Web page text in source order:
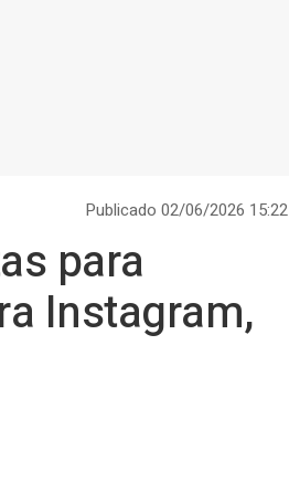
Publicado 02/06/2026 15:22
para
Instagram,